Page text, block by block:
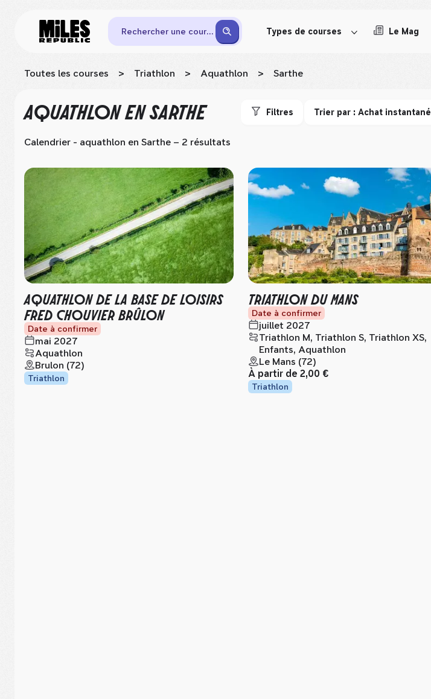
Rechercher une course Types de courses Le Mag
Toutes les courses > Triathlon > Aquathlon > Sarthe
AQUATHLONEN SARTHE Filtres Trier par : Achat instantané
Calendrier - aquathlon en Sarthe – 2 résultats
AQUATHLON DE LA BASE DE LOISIRS
FRED CHOUVIER BRÛLON
Date à confirmer
mai 2027
Aquathlon
Brulon (72)
Triathlon
TRIATHLON DU MANS
Date à confirmer
juillet 2027
Triathlon M, Triathlon S, Triathlon XS,
Enfants, Aquathlon
Le Mans (72)
À partir de 2,00 €
Triathlon